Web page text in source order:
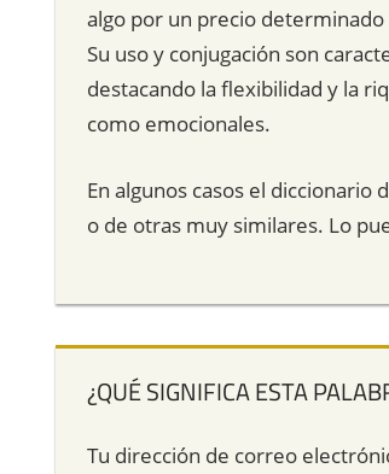
algo por un precio
Su uso y conjugación son
destacando la flexibilidad y la
como emocionales.
En algunos casos el diccionario
o de otras muy similares. Lo
¿QUÉ SIGNIFICA ESTA
Tu dirección de correo